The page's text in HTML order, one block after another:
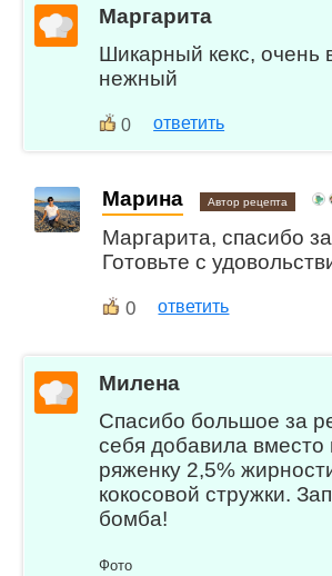
Маргарита
Шикарный кекс, очень
нежный
0 ответить
Марина Автор рецепта
Маргарита, спасибо
Готовьте с
0 ответить
Милена
Спасибо большое за
себя добавила вместо
ряженку 2,5%
кокосовой стружки.
бомба!
Фото